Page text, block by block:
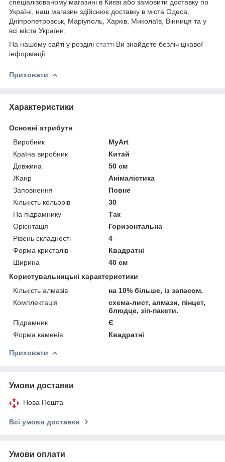
спеціалізованому магазині в Києві або замовити доставку по
Україні, наш магазин здійснює доставку в міста Одеса,
Дніпропетровськ, Маріуполь, Харків, Миколаїв, Вінниця та у
всі міста України.
На нашому сайті у розділі статті Ви знайдете безліч цікавої
інформації.
Приховати
Характеристики
Основні атрибути
Виробник
MyArt
Країна виробник
Китай
Довжина
50 см
Жанр
Анімалістика
Заповнення
Повне
Кількість кольорів
30
На підрамнику
Так
Орієнтація
Горизонтальна
Рівень складності
4
Форма кристалів
Квадратні
Ширина
40 см
Користувальницькі характеристики
Кількість алмазів
на 10% більше, із запасом.
Комплектація
схема-лист, алмази, пінцет,
блюдце, зіп-пакети.
Підрамник
Є
Форма каменів
Квадратні
Приховати
Умови доставки
Нова Пошта
Всі умови доставки
Умови оплати